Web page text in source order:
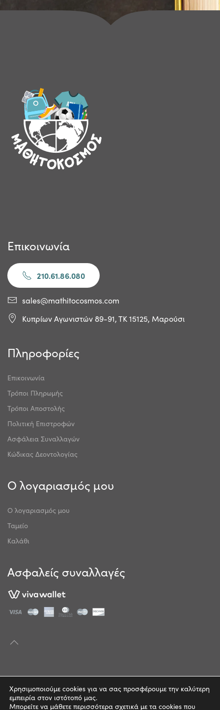
Επικοινωνία
210.61.86.080
sales@mathitocosmos.com
Κυπρίων Αγωνιστών 89-91, ΤΚ 15125, Μαρούσι
Πληροφορίες
Επικοινωνία
Τρόποι Πληρωμής
Τρόποι Αποστολής
Πολιτική Επιστροφών
Ασφάλεια Συναλλαγών
Κώδικας Δεοντολογίας
Ο λογαριασμός μου
Ο λογαριασμός μου
Ταμείο
Καλάθι
Ασφαλείς συναλλαγές
© 2022 | mathitocosmos.com
Πολιτική Απορρήτου
Χρησιμοποιούμε cookies για να σας προσφέρουμε την καλύτερη
εμπειρία στον ιστότοπό μας.
Μπορείτε να μάθετε περισσότερα σχετικά με τα cookies που